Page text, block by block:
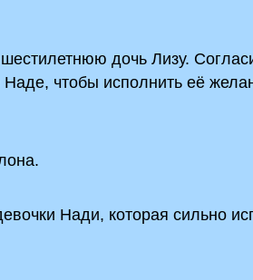
дочь Лизу.
чтобы исполнить её
Нади, которая сильно